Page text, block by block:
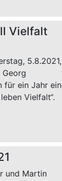
Vielfalt
5.8.2021,
Georg
für ein Jahr ein
Vielfalt“.
und Martin